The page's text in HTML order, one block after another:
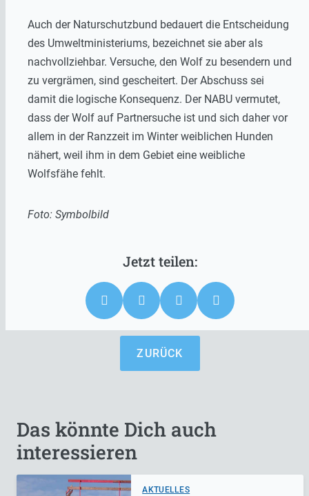
Auch der Naturschutzbund bedauert die Entscheidung
des Umweltministeriums, bezeichnet sie aber als
nachvollziehbar. Versuche, den Wolf zu besendern und
zu vergrämen, sind gescheitert. Der Abschuss sei
damit die logische Konsequenz. Der NABU vermutet,
dass der Wolf auf Partnersuche ist und sich daher vor
allem in der Ranzzeit im Winter weiblichen Hunden
nähert, weil ihm in dem Gebiet eine weibliche
Wolfsfähe fehlt.
Foto: Symbolbild
ZURÜCK
Das könnte Dich auch
interessieren
AKTUELLES